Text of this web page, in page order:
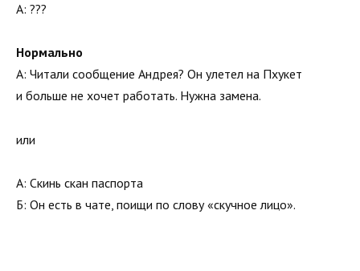
А: ???
Нормально
А: Читали сообщение Андрея? Он улетел на Пхукет
и больше не хочет работать. Нужна замена.
или
А: Скинь скан паспорта
Б: Он есть в чате, поищи по слову «скучное лицо».